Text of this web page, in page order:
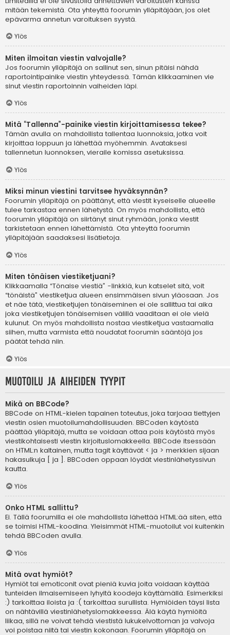
mitään tekemistä. Ota yhteyttä foorumin ylläpitäjään, jos olet
epävarma annetun varoituksen syystä.
Ylös
Miten ilmoitan viestin valvojalle?
Jos foorumin ylläpitäjä on sallinut sen, sinun pitäisi nähdä
raportointipainike viestin yhteydessä. Tämän klikkaaminen vie
sinut viestin raportoinnin vaiheiden läpi.
Ylös
Mitä “Tallenna”-painike viestin kirjoittamisessa tekee?
Tämän avulla on mahdollista tallentaa luonnoksia, jotka voit
kirjoittaa loppuun ja lähettää myöhemmin. Avataksesi
tallennetun luonnoksen, vieraile komissa asetuksissa.
Ylös
Miksi minun viestini tarvitsee hyväksynnän?
Foorumin ylläpitäjä on päättänyt, että viestit kyseiselle alueelle
tulee tarkastaa ennen lähetystä. On myös mahdollista, että
foorumin ylläpitäjä on siirtänyt sinut ryhmään, jonka viestit
tarkistetaan ennen lähettämistä. Ota yhteyttä foorumin
ylläpitäjään saadaksesi lisätietoja.
Ylös
Miten tönäisen viestiketjuani?
Klikkaamalla “Tönaise viestiä” -linkkiä, kun katselet sitä, voit
“tönäistä” viestiketjua alueen ensimmäisen sivun yläosaan. Jos
et näe tätä, viestiketjujen tönäiseminen ei ole sallittua tai aika
joka viestiketjujen tönäisemisen välillä vaaditaan ei ole vielä
kulunut. On myös mahdollista nostaa viestiketjua vastaamalla
siihen, mutta varmista että noudatat foorumin sääntöjä jos
päätät tehdä niin.
Ylös
Muotoilu ja aiheiden tyypit
Mikä on BBCode?
BBCode on HTML-kielen tapainen toteutus, joka tarjoaa tiettyjen
viestin osien muotoilumahdollisuuden. BBCoden käytöstä
päättää ylläpitäjä, mutta se voidaan ottaa pois käytöstä myös
viestikohtaisesti viestin kirjoituslomakkeella. BBCode itsessään
on HTML:n kaltainen, mutta tagit käyttävät < ja > merkkien sijaan
hakasulkuja [ ja ]. BBCoden oppaan löydät viestinlähetyssivun
kautta.
Ylös
Onko HTML sallittu?
Ei. Tällä foorumilla ei ole mahdollista lähettää HTML:ää siten, että
se toimisi HTML-koodina. Yleisimmät HTML-muotoilut voi kuitenkin
tehdä BBCoden avulla.
Ylös
Mitä ovat hymiöt?
Hymiöt tai emoticonit ovat pieniä kuvia joita voidaan käyttää
tunteiden ilmaisemiseen lyhyitä koodeja käyttämällä. Esimerkiksi
:) tarkoittaa iloista ja :( tarkoittaa surullista. Hymiöiden täysi lista
on nähtävillä viestinlähetyslomakkeessa. Älä käytä hymiöitä
liikaa, sillä ne voivat tehdä viestistä lukukelvottoman ja valvoja
voi poistaa niitä tai viestin kokonaan. Foorumin ylläpitäjä on